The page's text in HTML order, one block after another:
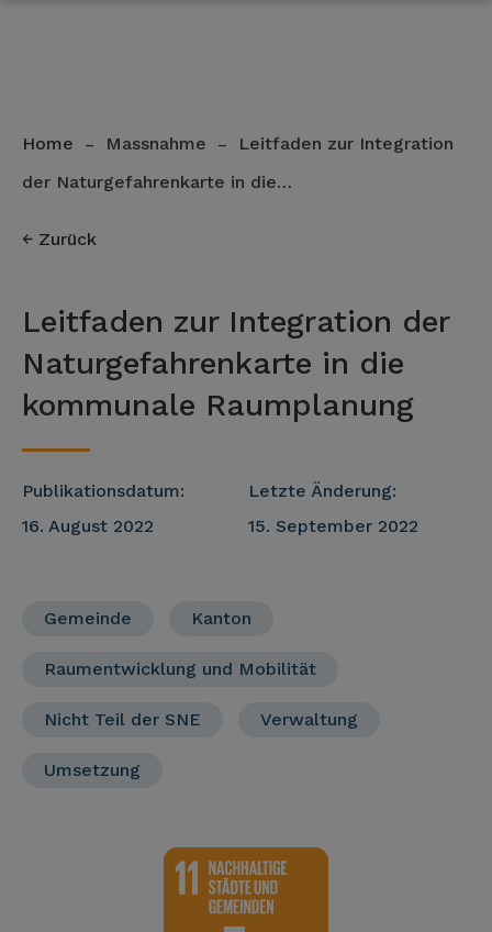
Home – Massnahme –
Leitfaden zur Integration
der Naturgefahrenkarte in die…
Zurück
Leitfaden zur Integration der
Naturgefahrenkarte in die
kommunale Raumplanung
Publikationsdatum:
16. August 2022
Letzte Änderung:
15. September 2022
Gemeinde Kanton
Raumentwicklung und Mobilität
Nicht Teil der SNE Verwaltung
Umsetzung